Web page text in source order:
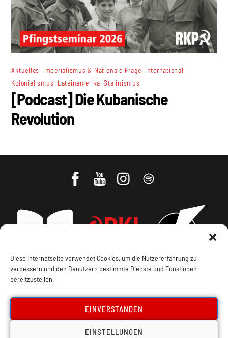
Diese Internetseite verwendet Cookies, um die Nutzererfahrung zu
verbessern und den Benutzern bestimmte Dienste und Funktionen
bereitzustellen.
EINVERSTANDEN
EINSTELLUNGEN
Aktuelles Imperialismus & Nationale Frage International
Kolonialismus Lateinamerika ,Stalinismus
[Podcast] Die Kubanische
Revolution
Impressum, Offenlegung
Datenschutz Kontakt